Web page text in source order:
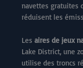
navettes gratuites
réduisent les
Les aires de jeux
Lake District, une
utilise des troncs